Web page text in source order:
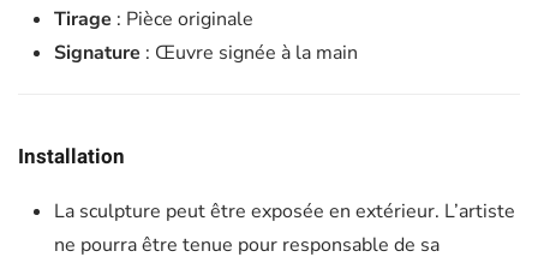
Tirage : Pièce originale
Signature : Œuvre signée à la main
Installation
La sculpture peut être exposée en extérieur. L’artiste
ne pourra être tenue pour responsable de sa